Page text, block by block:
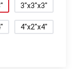
3"x3"x3"
4"x2"x4"